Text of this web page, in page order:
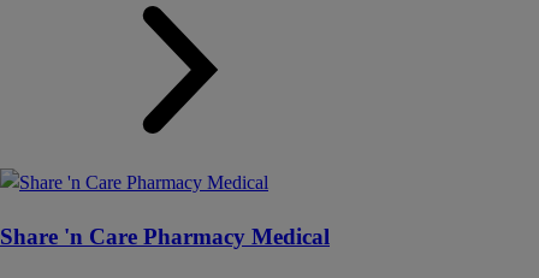
Share 'n Care Pharmacy Medical